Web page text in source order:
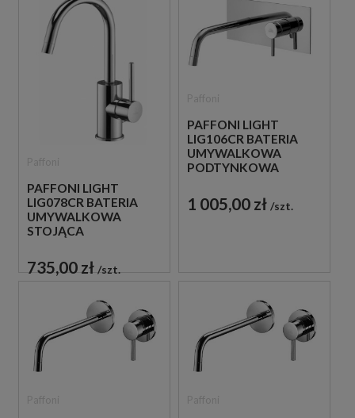
PAFFONI LIGHT
LIG078CR BATERIA
UMYWALKOWA
STOJĄCA
CHROM
735,00 zł szt.
PAFFONI LIGHT
LIG106CR BATERIA
UMYWALKOWA
PODTYNKOWA
CHROM
1 005,00 zł szt.